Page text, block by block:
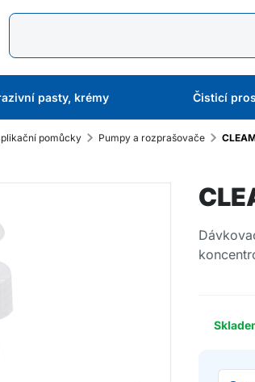
pasty, krémy Čisticí
pomůcky Pumpy a rozprašovače